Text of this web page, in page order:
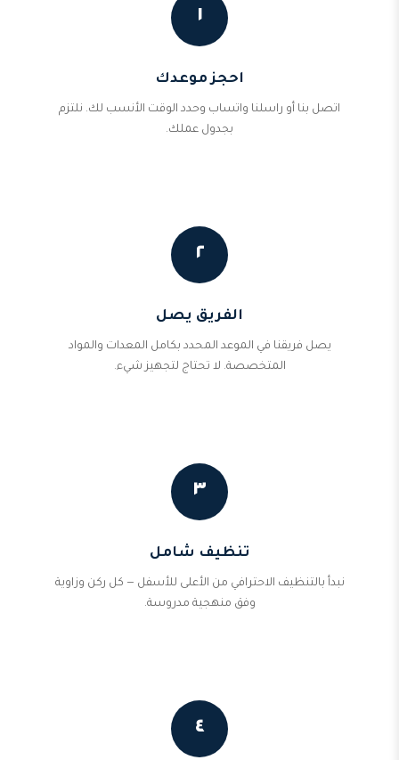
١
احجز موعدك
اتصل بنا أو راسلنا واتساب وحدد الوقت الأنسب لك. نلتزم
بجدول عملك.
٢
الفريق يصل
يصل فريقنا في الموعد المحدد بكامل المعدات والمواد
المتخصصة. لا تحتاج لتجهيز شيء.
٣
تنظيف شامل
نبدأ بالتنظيف الاحترافي من الأعلى للأسفل — كل ركن وزاوية
وفق منهجية مدروسة.
٤